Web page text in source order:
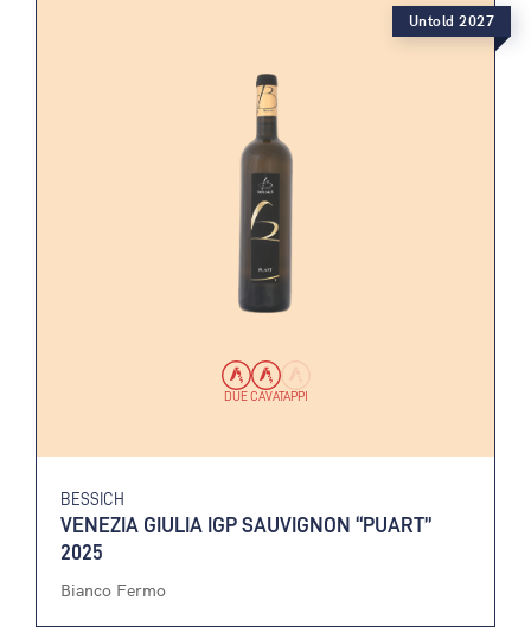
DUE CAVATAPPI
BESSICH
VENEZIA GIULIA IGP SAUVIGNON “PUART”
2025
Bianco Fermo
Untold 2027